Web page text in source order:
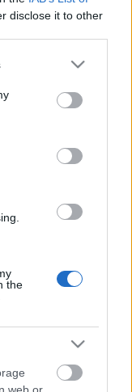
disclose it to other
or more Google
You may click to
party tags to
in below Google
the
Bozsik-féle
kapjuk meg
ötlenek fel
előadásokból és
nem
előadásáról
>>>